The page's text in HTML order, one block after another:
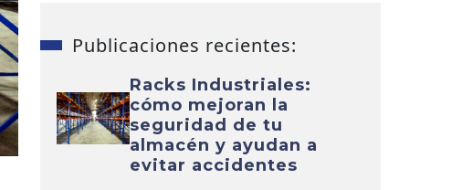
Publicaciones recientes:
Racks Industriales:
cómo mejoran la
seguridad de tu
almacén y ayudan a
evitar accidentes